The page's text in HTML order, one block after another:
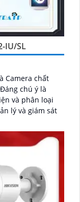
IU/SL
Camera chất
và phân loại
lý và giám sát